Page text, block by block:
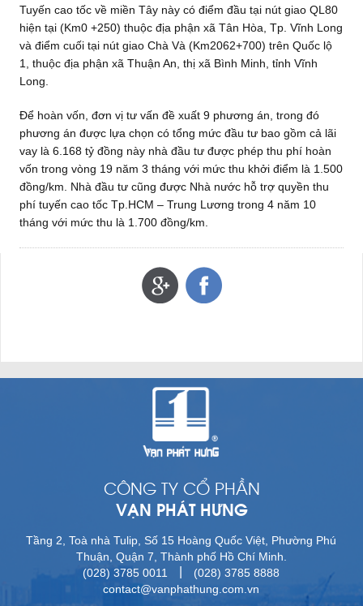
Tuyến cao tốc về miền Tây này có điểm đầu tại nút giao QL80
hiện tại (Km0 +250) thuộc địa phận xã Tân Hòa, Tp. Vĩnh Long
và điểm cuối tại nút giao Chà Và (Km2062+700) trên Quốc lộ
1, thuộc địa phận xã Thuận An, thị xã Bình Minh, tỉnh Vĩnh
Long.
Để hoàn vốn, đơn vị tư vấn đề xuất 9 phương án, trong đó
phương án được lựa chọn có tổng mức đầu tư bao gồm cả lãi
vay là 6.168 tỷ đồng này nhà đầu tư được phép thu phí hoàn
vốn trong vòng 19 năm 3 tháng với mức thu khởi điểm là 1.500
đồng/km. Nhà đầu tư cũng được Nhà nước hỗ trợ quyền thu
phí tuyến cao tốc Tp.HCM – Trung Lương trong 4 năm 10
tháng với mức thu là 1.700 đồng/km.
CÔNG TY CỔ PHẦN
VẠN PHÁT HƯNG
Tầng 2, Toà nhà Tulip, Số 15 Hoàng Quốc Việt, Phường Phú
Thuận, Quận 7, Thành phố Hồ Chí Minh.
(028) 3785 0011
(028) 3785 8888
contact@vanphathung.com.vn